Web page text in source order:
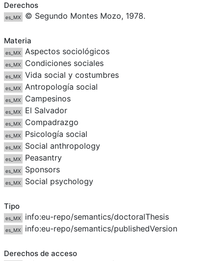
Derechos
es_MX © Segundo Montes Mozo, 1978.
Materia
es_MX Aspectos sociológicos
es_MX Condiciones sociales
es_MX Vida social y costumbres
es_MX Antropología social
es_MX Campesinos
es_MX El Salvador
es_MX Compadrazgo
es_MX Psicología social
es_MX Social anthropology
es_MX Peasantry
es_MX Sponsors
es_MX Social psychology
Tipo
es_MX info:eu-repo/semantics/doctoralThesis
es_MX info:eu-repo/semantics/publishedVersion
Derechos de acceso